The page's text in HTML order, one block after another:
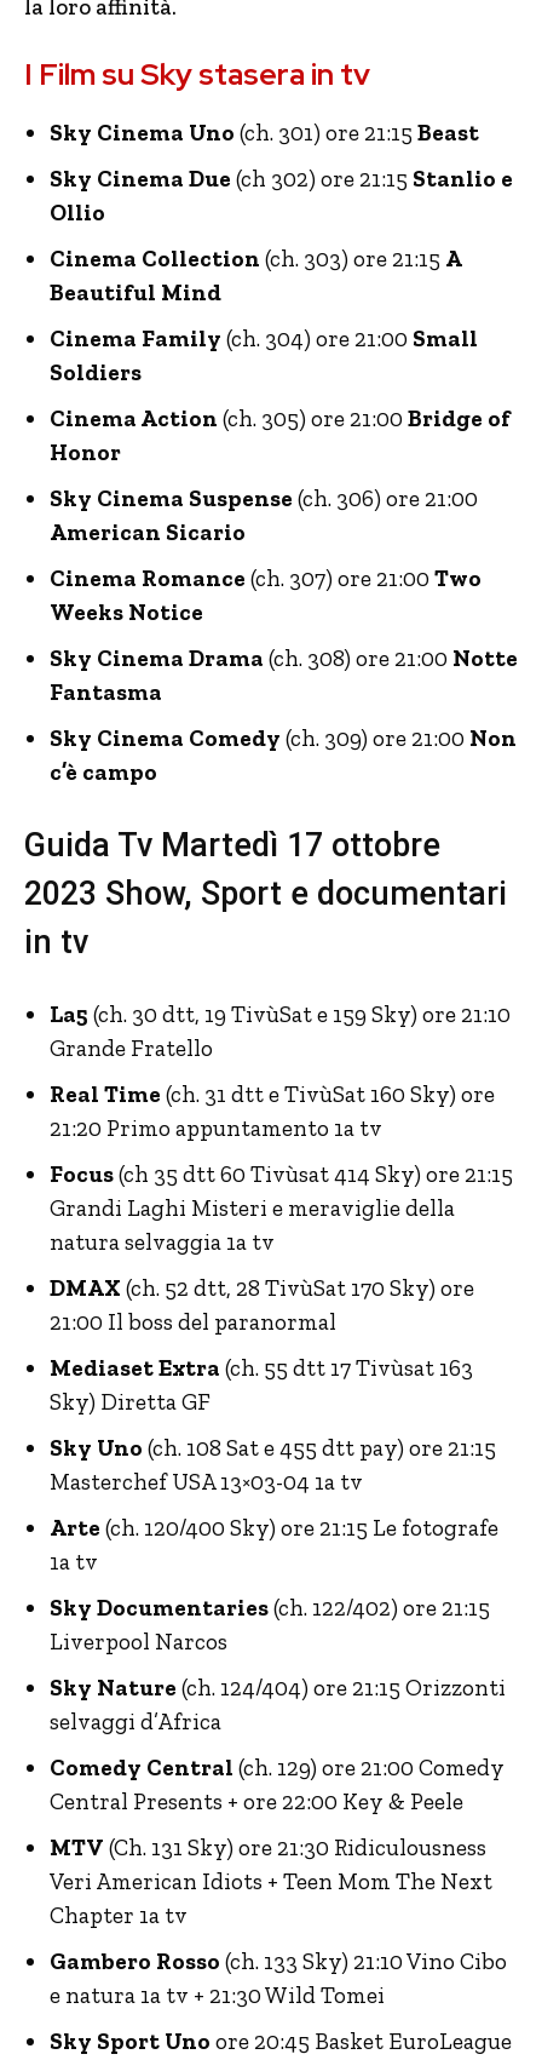
la loro affinità.
I Film su Sky stasera in tv
Sky Cinema Uno (ch. 301) ore 21:15 Beast
Sky Cinema Due (ch 302) ore 21:15 Stanlio e
Ollio
Cinema Collection (ch. 303) ore 21:15 A
Beautiful Mind
Cinema Family (ch. 304) ore 21:00 Small
Soldiers
Cinema Action (ch. 305) ore 21:00 Bridge of
Honor
Sky Cinema Suspense (ch. 306) ore 21:00
American Sicario
Cinema Romance (ch. 307) ore 21:00 Two
Weeks Notice
Sky Cinema Drama (ch. 308) ore 21:00 Notte
Fantasma
Sky Cinema Comedy (ch. 309) ore 21:00 Non
c’è campo
Guida Tv Martedì 17 ottobre
2023 Show, Sport e documentari
in tv
La5 (ch. 30 dtt, 19 TivùSat e 159 Sky) ore 21:10
Grande Fratello
Real Time (ch. 31 dtt e TivùSat 160 Sky) ore
21:20 Primo appuntamento 1a tv
Focus(ch 35 dtt 60 Tivùsat 414 Sky) ore 21:15
Grandi Laghi Misteri e meraviglie della
natura selvaggia 1a tv
DMAX (ch. 52 dtt, 28 TivùSat 170 Sky) ore
21:00 Il boss del paranormal
Mediaset Extra (ch. 55 dtt 17 Tivùsat 163
Sky) Diretta GF
Sky Uno (ch. 108 Sat e 455 dtt pay) ore 21:15
Masterchef USA 13×03-04 1a tv
Arte (ch. 120/400 Sky) ore 21:15 Le fotografe
1a tv
Sky Documentaries(ch. 122/402) ore 21:15
Liverpool Narcos
Sky Nature (ch. 124/404) ore 21:15 Orizzonti
selvaggi d’Africa
Comedy Central (ch. 129) ore 21:00 Comedy
Central Presents + ore 22:00 Key & Peele
MTV (Ch. 131 Sky) ore 21:30 Ridiculousness
Veri American Idiots + Teen Mom The Next
Chapter 1a tv
Gambero Rosso (ch. 133 Sky) 21:10 Vino Cibo
e natura 1a tv + 21:30 Wild Tomei
Sky Sport Uno ore 20:45 Basket EuroLeague